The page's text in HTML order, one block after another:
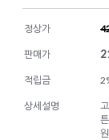
정상가
판매가
적립금
상세설명